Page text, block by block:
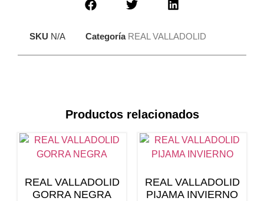
SKU N/A Categoría REAL VALLADOLID
Productos relacionados
REAL VALLADOLID
GORRA NEGRA
REAL VALLADOLID
PIJAMA INVIERNO